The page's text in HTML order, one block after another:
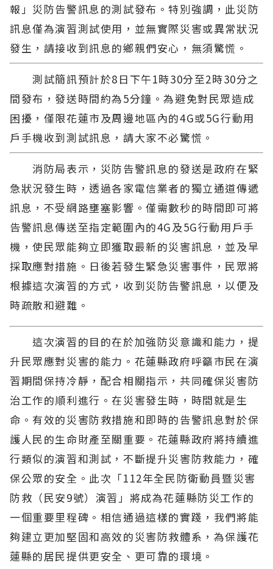
報」災防告警訊息的測試發布。特別強調，此災防
訊息僅為演習測試使用，並無實際災害或異常狀況
發生，請接收到訊息的鄉親們安心，無須驚慌。
測試簡訊預計於8日下午1時30分至2時30分之
間發布，發送時間約為5分鐘。為避免對民眾造成
困擾，僅限花蓮市及周邊地區內的4G或5G行動用
戶手機收到測試訊息，請大家不必驚慌。
消防局表示，災防告警訊息的發送是政府在緊
急狀況發生時，透過各家電信業者的獨立通道傳遞
訊息，不受網路壅塞影響。僅需數秒的時間即可將
告警訊息傳送至指定範圍內的4G及5G行動用戶手
機，使民眾能夠立即獲取最新的災害訊息，並及早
採取應對措施。日後若發生緊急災害事件，民眾將
根據這次演習的方式，收到災防告警訊息，以便及
時疏散和避難。
這次演習的目的在於加強防災意識和能力，提
升民眾應對災害的能力。花蓮縣政府呼籲市民在演
習期間保持冷靜，配合相關指示，共同確保災害防
治工作的順利進行。在災害發生時，時間就是生
命。有效的災害防救措施和即時的告警訊息對於保
護人民的生命財產至關重要。花蓮縣政府將持續進
行類似的演習和測試，不斷提升災害防救能力，確
保公眾的安全。此次「112年全民防衛動員暨災害
防救（民安9號）演習」將成為花蓮縣防災工作的
一個重要里程碑。相信通過這樣的實踐，我們將能
夠建立更加堅固和高效的災害防救體系，為保護花
蓮縣的居民提供更安全、更可靠的環境。